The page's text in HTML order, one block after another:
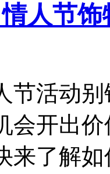
人节
节活动
会开出
来了解